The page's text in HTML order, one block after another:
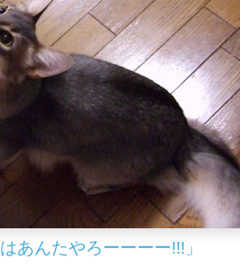
あんたやろーーーー!!!」